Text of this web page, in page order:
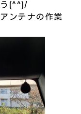
(^^)/
ンテナの作業